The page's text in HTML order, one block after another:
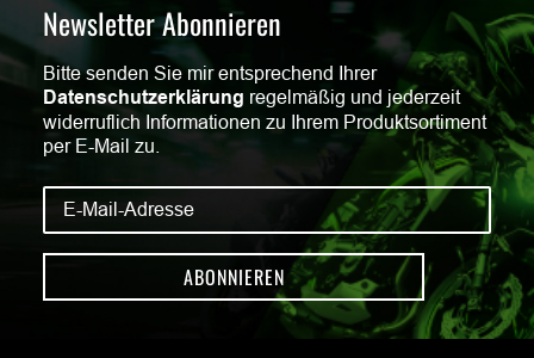
Newsletter Abonnieren
Bitte senden Sie mir entsprechend Ihrer
Datenschutzerklärung regelmäßig und jederzeit
widerruflich Informationen zu Ihrem Produktsortiment
per E-Mail zu.
ABONNIEREN